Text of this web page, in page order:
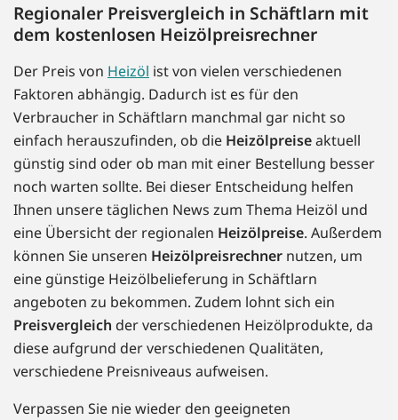
Regionaler Preisvergleich in Schäftlarn mit
dem kostenlosen Heizölpreisrechner
Der Preis von Heizöl ist von vielen verschiedenen
Faktoren abhängig. Dadurch ist es für den
Verbraucher in Schäftlarn manchmal gar nicht so
einfach herauszufinden, ob die Heizölpreiseaktuell
günstig sind oder ob man mit einer Bestellung besser
noch warten sollte. Bei dieser Entscheidung helfen
Ihnen unsere täglichen News zum Thema Heizöl und
eine Übersicht der regionalen Heizölpreise. Außerdem
können Sie unseren Heizölpreisrechner nutzen, um
eine günstige Heizölbelieferung in Schäftlarn
angeboten zu bekommen. Zudem lohnt sich ein
Preisvergleich der verschiedenen Heizölprodukte, da
diese aufgrund der verschiedenen Qualitäten,
verschiedene Preisniveaus aufweisen.
Verpassen Sie nie wieder den geeigneten